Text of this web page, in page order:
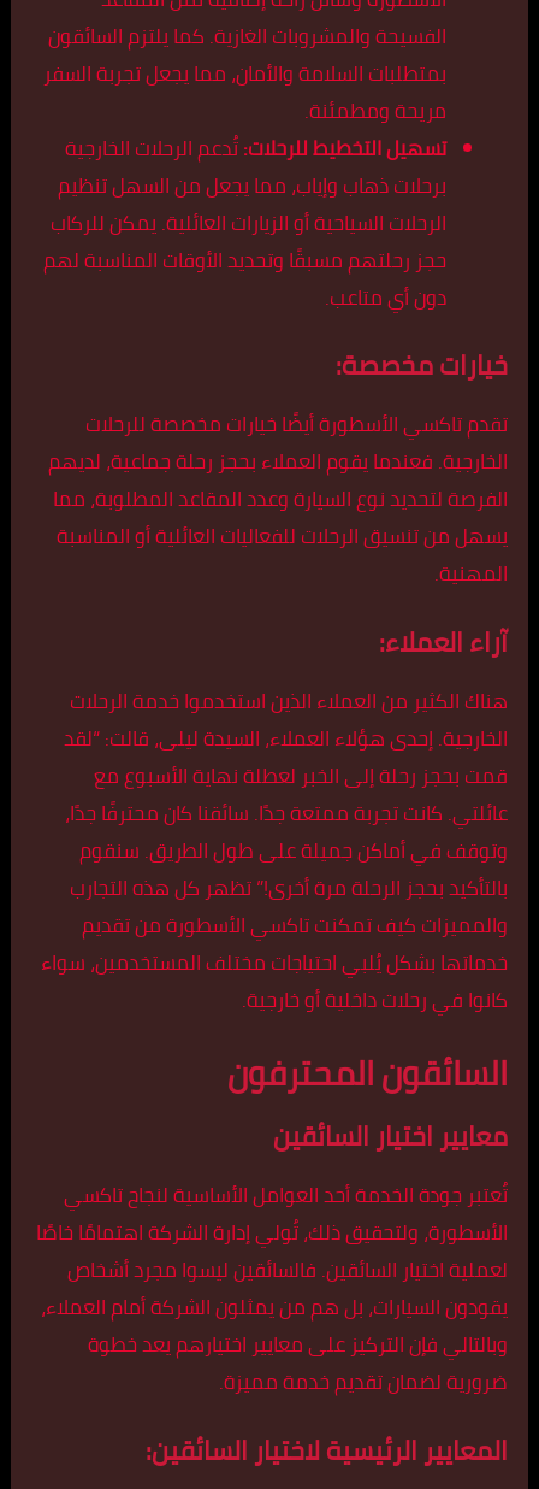
الفسيحة والمشروبات الغازية. كما يلتزم السائقون
بمتطلبات السلامة والأمان، مما يجعل تجربة السفر
مريحة ومطمئنة.
تسهيل التخطيط للرحلات:تُدعم الرحلات الخارجية
برحلات ذهاب وإياب، مما يجعل من السهل تنظيم
الرحلات السياحية أو الزيارات العائلية. يمكن للركاب
حجز رحلتهم مسبقًا وتحديد الأوقات المناسبة لهم
دون أي متاعب.
خيارات مخصصة:
تقدم تاكسي الأسطورة أيضًا خيارات مخصصة للرحلات
الخارجية. فعندما يقوم العملاء بحجز رحلة جماعية، لديهم
الفرصة لتحديد نوع السيارة وعدد المقاعد المطلوبة، مما
يسهل من تنسيق الرحلات للفعاليات العائلية أو المناسبة
المهنية.
آراء العملاء:
هناك الكثير من العملاء الذين استخدموا خدمة الرحلات
الخارجية. إحدى هؤلاء العملاء، السيدة ليلى، قالت: “لقد
قمت بحجز رحلة إلى الخبر لعطلة نهاية الأسبوع مع
عائلتي. كانت تجربة ممتعة جدًا. سائقنا كان محترفًا جدًا،
وتوقف في أماكن جميلة على طول الطريق. سنقوم
بالتأكيد بحجز الرحلة مرة أخرى!” تظهر كل هذه التجارب
والمميزات كيف تمكنت تاكسي الأسطورة من تقديم
خدماتها بشكل يُلبي احتياجات مختلف المستخدمين، سواء
كانوا في رحلات داخلية أو خارجية.
السائقون المحترفون
معايير اختيار السائقين
تُعتبر جودة الخدمة أحد العوامل الأساسية لنجاح تاكسي
الأسطورة، ولتحقيق ذلك، تُولي إدارة الشركة اهتمامًا خاصًا
لعملية اختيار السائقين. فالسائقين ليسوا مجرد أشخاص
يقودون السيارات، بل هم من يمثلون الشركة أمام العملاء،
وبالتالي فإن التركيز على معايير اختيارهم يعد خطوة
ضرورية لضمان تقديم خدمة مميزة.
المعايير الرئيسية لاختيار السائقين: